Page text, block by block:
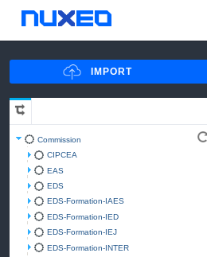
Commission
CIPCEA
EAS
EDS
EDS-Formation-IAES
EDS-Formation-IED
EDS-Formation-IEJ
EDS-Formation-INTER